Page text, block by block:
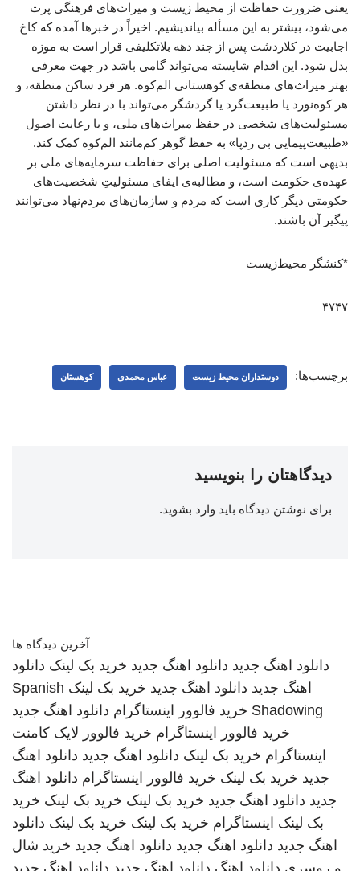
یعنی ضرورت حفاظت از محیط زیست و میراث‌های فرهنگی پرت
می‌شود، بیشتر به این مسأله بیاندیشیم. اخیراً در خبرها آمده که کاخ
اجابیت در کلاردشت پس از چند دهه بلاتکلیفی قرار است به موزه
بدل شود. این اقدام شایسته می‌تواند گامی باشد در جهت معرفی
بهتر میراث‌های منطقه‌ی کوهستانی الم‌کوه. هر فرد ساکن منطقه، و
هر کوه‌نورد یا طبیعت‌گرد یا گردشگر می‌تواند با در نظر داشتن
مسئولیت‌های شخصی در حفظ میراث‌های ملی، و با رعایت اصول
«طبیعت‌پیمایی بی ردپا» به حفظ گوهر کم‌مانند الم‌کوه کمک کند.
بدیهی است که مسئولیت اصلی برای حفاظت سرمایه‌های ملی بر
عهده‌ی حکومت است، و مطالبه‌ی ایفای مسئولیتِ شخصیت‌های
حکومتی دیگر کاری است که مردم و سازمان‌های مردم‌نهاد می‌توانند
پیگیر آن باشند.
*کنشگر محیط‌زیست
۴۷۴۷
برچسب‌ها: دوستداران محیط زیست عباس محمدی کوهستان
دیدگاهتان را بنویسید
برای نوشتن دیدگاه باید وارد بشوید.
آخرین دیدگاه ها
دانلود اهنگ جدید دانلود اهنگ جدید خرید بک لینک دانلود
اهنگ جدید دانلود اهنگ جدید خرید بک لینک Spanish
Shadowing خرید فالوور اینستاگرام دانلود اهنگ جدید
خرید فالوور اینستاگرام خرید فالوور لایک کامنت
اینستاگرام خرید بک لینک دانلود اهنگ جدید دانلود اهنگ
جدید خرید بک لینک خرید فالوور اینستاگرام دانلود اهنگ
جدید دانلود اهنگ جدید خرید بک لینک خرید بک لینک خرید
بک لینک اینستاگرام خرید بک لینک خرید بک لینک دانلود
اهنگ جدید دانلود اهنگ جدید دانلود اهنگ جدید خرید شال
و روسری دانلود اهنگ دانلود اهنگ جدید دانلود اهنگ جدید